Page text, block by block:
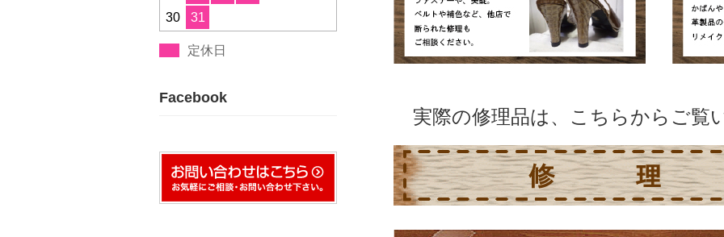
実際の修理品は、こちらからご覧
30
31
定休日
Facebook